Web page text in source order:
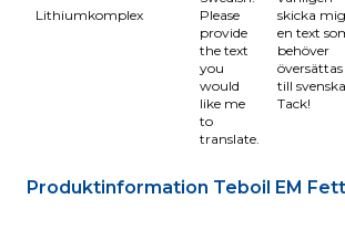
Lithiumkomplex
Please
provide
the text
you
would
like me
to
translate.
skicka mig
en text
behöver
översättas
till
Tack!
Produktinformation Teboil EM Fett